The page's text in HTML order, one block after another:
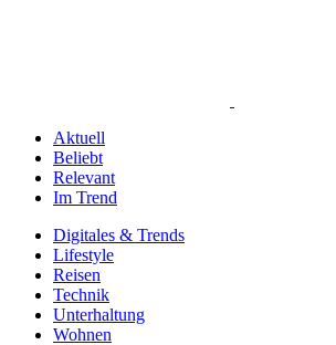
Aktuell
Beliebt
Relevant
Im Trend
Digitales & Trends
Lifestyle
Reisen
Technik
Unterhaltung
Wohnen